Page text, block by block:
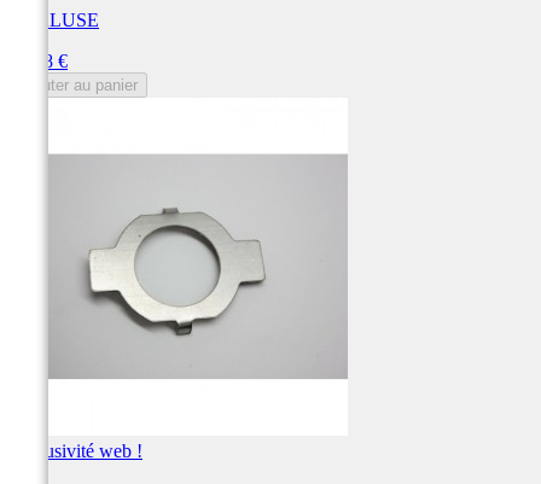
REKLUSE
10,88 €
Ajouter au panier
Exclusivité web !